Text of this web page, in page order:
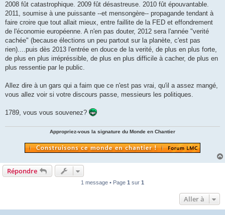
2008 fût catastrophique. 2009 fût désastreuse. 2010 fût épouvantable.
2011, soumise à une puissante --et mensongère-- propagande tendant à
faire croire que tout allait mieux, entre faillite de la FED et effondrement
de l'économie européenne. A n'en pas douter, 2012 sera l'année "verité
cachée" (because élections un peu partout sur la planète, c'est pas
rien)....puis dès 2013 l'entrée en douce de la verité, de plus en plus forte,
de plus en plus irrépréssible, de plus en plus difficile à cacher, de plus en
plus ressentie par le public.
Allez dire à un gars qui a faim que ce n'est pas vrai, qu'il a assez mangé,
vous allez voir si votre discours passe, messieurs les politiques.
1789, vous vous souvenez?
Appropriez-vous la signature du Monde en Chantier
Répondre
1 message • Page 1 sur 1
Aller à